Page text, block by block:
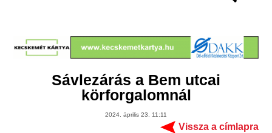
Sávlezárás a Bem utcai
körforgalomnál
2024. április 23. 11:11
Vissza a címlapra